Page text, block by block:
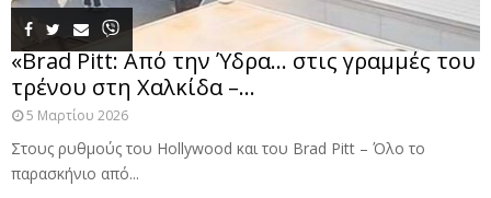
«Brad Pitt: Από την Ύδρα… στις γραμμές του
τρένου στη Χαλκίδα –...
5 Μαρτίου 2026
Στους ρυθμούς του Hollywood και του Brad Pitt – Όλο το
παρασκήνιο από...